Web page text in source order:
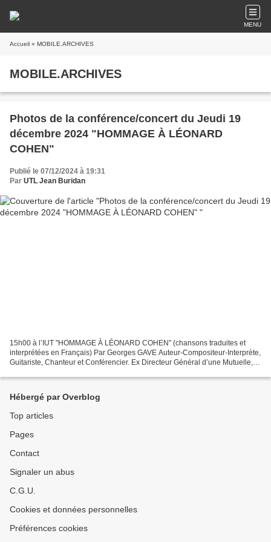
MENU
Accueil » MOBILE.ARCHIVES
MOBILE.ARCHIVES
Photos de la conférence/concert du Jeudi 19
décembre 2024 "HOMMAGE À LÉONARD
COHEN"
Publié le 07/12/2024 à 19:31
Par UTL Jean Buridan
15h00 à l’IUT "HOMMAGE À LÉONARD COHEN" (chansons traduites et
interprétées en Français) Par Georges GAVE Auteur-Compositeur-Interprète,
Guitariste, Chanteur et Conférencier. Ex Directeur Général d’une Mutuelle,
Hébergé par Overblog
Top articles
Pages
Contact
Signaler un abus
C.G.U.
Cookies et données personnelles
Préférences cookies